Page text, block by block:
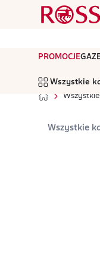
PROMOCJE
Wszystkie
Wszystkie